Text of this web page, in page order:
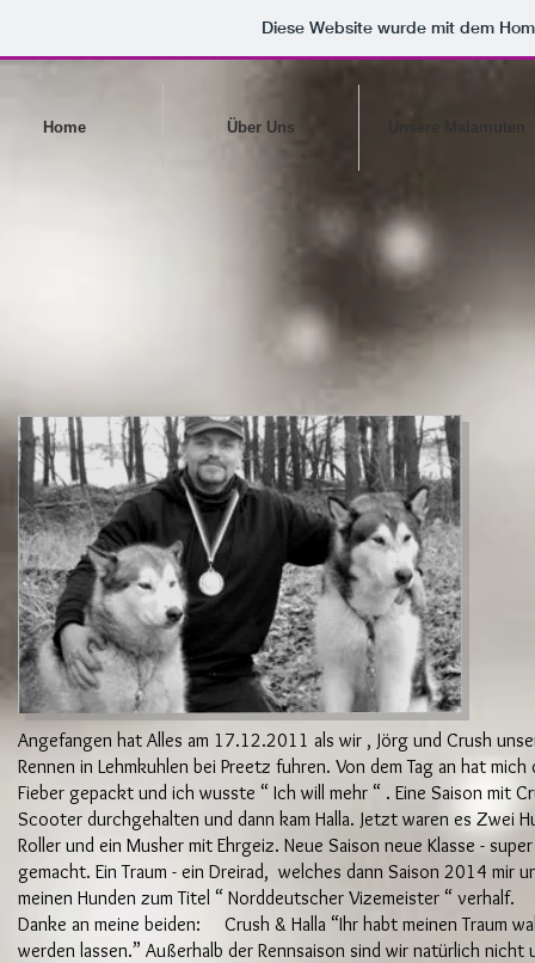
Diese Website wurde mit dem
Home Über Uns
Angefangen hat Alles am 17.12.2011 als wir , Jörg und Crush
Rennen in Lehmkuhlen bei Preetz fuhren. Von dem Tag an hat mich
Fieber gepackt und ich wusste “ Ich will mehr “ . Eine Saison mit
Scooter durchgehalten und dann kam Halla. Jetzt waren es Zwei
Roller und ein Musher mit Ehrgeiz. Neue Saison neue Klasse - super
gemacht. Ein Traum - ein Dreirad, welches dann Saison 2014 mir
meinen Hunden zum Titel “ Norddeutscher Vizemeister “ verhalf.
Danke an meine beiden: Crush & Halla “Ihr habt meinen Traum
werden lassen.” Außerhalb der Rennsaison sind wir natürlich nicht